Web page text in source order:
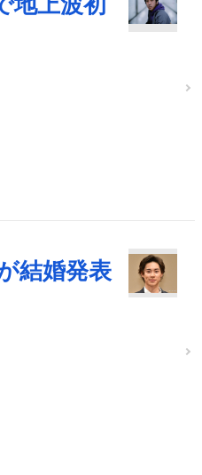
地上波初
結婚発表